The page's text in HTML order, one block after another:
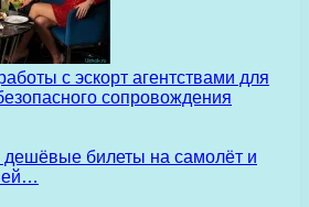
с эскорт агентствами для
сопровождения
дешёвые билеты на самолёт и